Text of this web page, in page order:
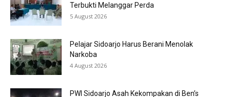
Terbukti Melanggar Perda
5 August 2026
Pelajar Sidoarjo Harus Berani Menolak
Narkoba
4 August 2026
PWI Sidoarjo Asah Kekompakan di Ben’s